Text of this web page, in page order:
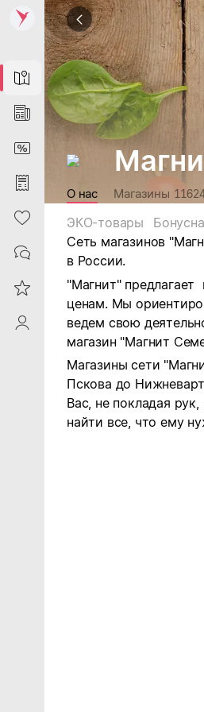
Map
News
DiscountCard
Purchases
Heart
Contacts
Reviews
ProfileSaby
О нас Магазины
ЭКО-товары
Сеть магазинов
в России.
"Магнит" предлагает
ценам. Мы
ведем свою
магазин "Магнит
Магазины сети
Пскова до
Вас, не покладая
найти все, что ему